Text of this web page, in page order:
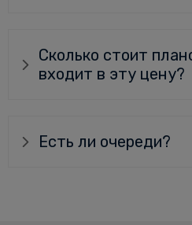
Сколько стоит
входит в эту цену?
Есть ли очереди?